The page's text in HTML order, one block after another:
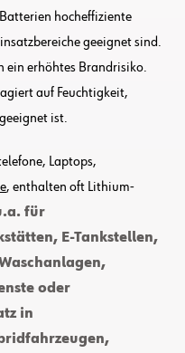
hocheffiziente
geeignet sind.
ein erhöhtes Brandrisiko.
auf Feuchtigkeit,
ist.
Laptops,
, enthalten oft Lithium-
für
E-Tankstellen,
oder
in